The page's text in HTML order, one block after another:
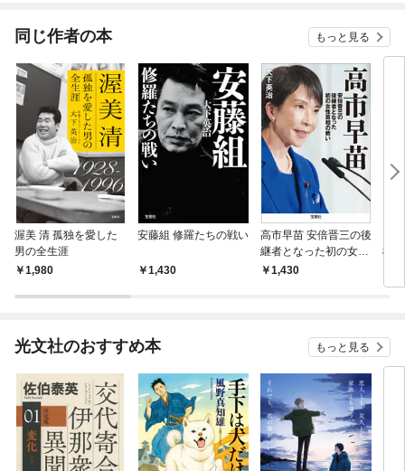
同じ作者の本 もっと見る
渥美 清 孤独を愛した
男の全生涯
1,980
安藤組 修羅たちの戦い
1,430
高市早苗 安倍晋三の後
継者となった初の女性
首相の戦い
1,430
権
光文社のおすすめ本 もっと見る